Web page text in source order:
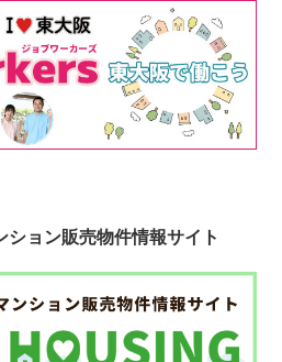
ョン販売物件情報サイト